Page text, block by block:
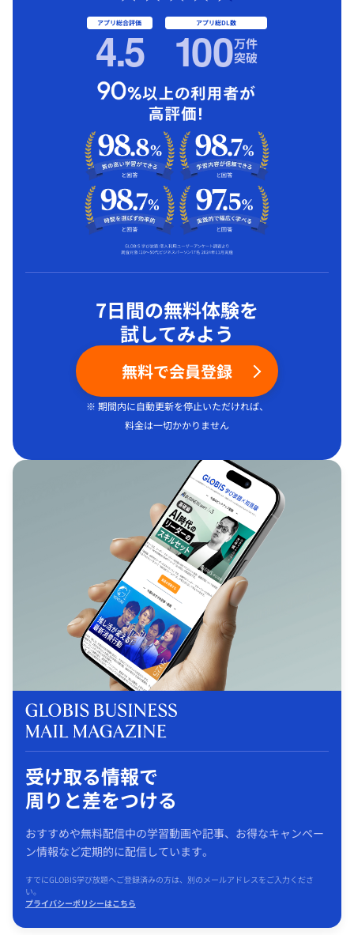
アプリ総合評価
4.5 アプリ総DL数
100万件
突破
7日間の無料体験を
試してみよう
無料で会員登録
※ 期間内に自動更新を停止いただければ、
料金は一切かかりません
受け取る情報で
周りと差をつける
おすすめや無料配信中の学習動画や記事、お得なキャンペー
ン情報など定期的に配信しています。
すでにGLOBIS学び放題へご登録済みの方は、別のメールアドレスをご入力くださ
い。
プライバシーポリシーはこちら